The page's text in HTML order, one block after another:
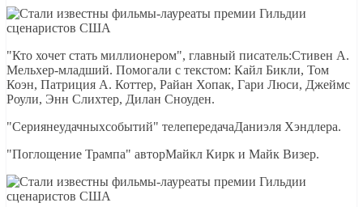
"Кто хочет стать миллионером", главный писатель:Стивен А.
Мельхер-младший. Помогали с текстом: Кайл Бикли, Том
Коэн, Патриция А. Коттер, Райан Хопак, Гари Люси, Джеймс
Роули, Энн Слихтер, Дилан Сноуден.
"Сериянеудачныхсобытий" телепередачаДаниэля Хэндлера.
"Поглощение Трампа" авторМайкл Кирк и Майк Визер.